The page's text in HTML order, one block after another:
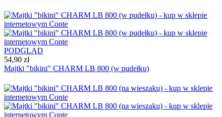
PODGLĄD
54,90 zł
Majtki "bikini" CHARM LB 800 (w pudełku)